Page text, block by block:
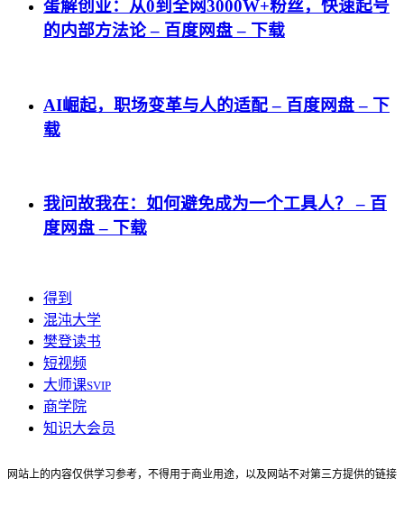
蛋解创业：从0到全网3000W+粉丝，快速起号
的内部方法论 – 百度网盘 – 下载
AI崛起，职场变革与人的适配 – 百度网盘 – 下
载
我问故我在：如何避免成为一个工具人？ – 百
度网盘 – 下载
得到
混沌大学
樊登读书
短视频
大师课SVIP
商学院
知识大会员
网站上的内容仅供学习参考，不得用于商业用途，以及网站不对第三方提供的链接